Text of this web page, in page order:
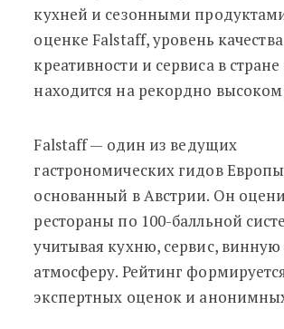
кухней и сезонными
оценке Falstaff, уровень
креативности и сервиса в
находится на рекордно
Falstaff — один из ведущих
гастрономических гидов
основанный в Австрии. Он
рестораны по 100-балльной
учитывая кухню, сервис, винную
атмосферу. Рейтинг
экспертных оценок и